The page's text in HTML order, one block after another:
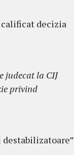
decizia
judecat la CIJ
privind
destabilizatoare”